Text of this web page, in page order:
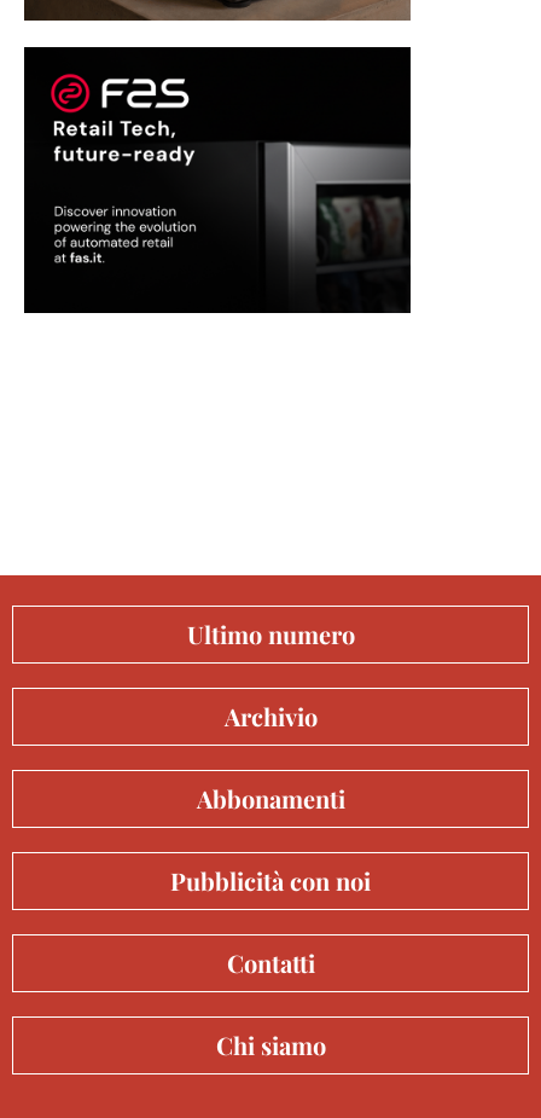
Ultimo numero
Archivio
Abbonamenti
Pubblicità con noi
Contatti
Chi siamo